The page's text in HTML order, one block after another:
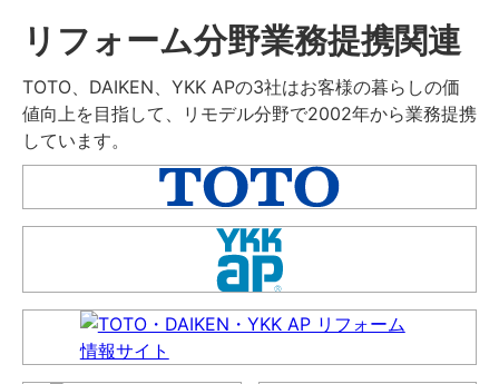
リフォーム分野業務提携関連
TOTO、DAIKEN、YKK APの3社はお客様の暮らしの価
値向上を目指して、リモデル分野で2002年から業務提携
しています。